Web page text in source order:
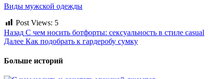
Виды мужской одежды
Post Views: 5
Post
navigation
Назад С чем носить ботфорты: сексуальность в стиле casual
Далее Как подобрать к гардеробу сумку
Больше историй